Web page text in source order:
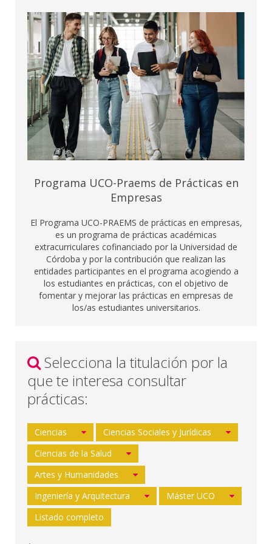
Programa UCO-Praems de Prácticas en
Empresas
El Programa UCO-PRAEMS de prácticas en empresas,
es un programa de prácticas académicas
extracurriculares cofinanciado por la Universidad de
Córdoba y por la contribución que realizan las
entidades participantes en el programa acogiendo a
los estudiantes en prácticas, con el objetivo de
fomentar y mejorar las prácticas en empresas de
los/as estudiantes universitarios.
Selecciona la titulación por la
que te interesa consultar
prácticas:
Ciencias
Ciencias Sociales y Jurídicas
Ciencias de la Salud
Artes y Humanidades
Ingeniería y Arquitectura
Máster UCO
Listado completo